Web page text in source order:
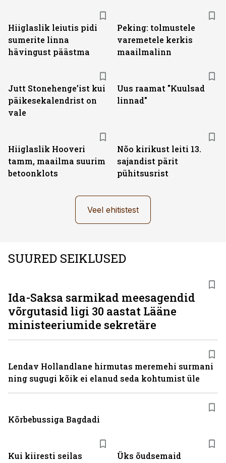
Hiiglaslik leiutis pidi
sumerite linna
hävingust päästma
Peking: tolmustele
varemetele kerkis
maailmalinn
Jutt Stonehenge’ist kui
päikesekalendrist on
vale
Uus raamat "Kuulsad
linnad"
Hiiglaslik Hooveri
tamm, maailma suurim
betoonklots
Nõo kirikust leiti 13.
sajandist pärit
pühitsusrist
Veel ehitistest
SUURED SEIKLUSED
Kui kiiresti seilas
Üks õudsemaid
Ida-Saksa sarmikad meesagendid
võrgutasid ligi 30 aastat Lääne
ministeeriumide sekretäre
Lendav Hollandlane hirmutas meremehi surmani
ning sugugi kõik ei elanud seda kohtumist üle
Kõrbebussiga Bagdadi